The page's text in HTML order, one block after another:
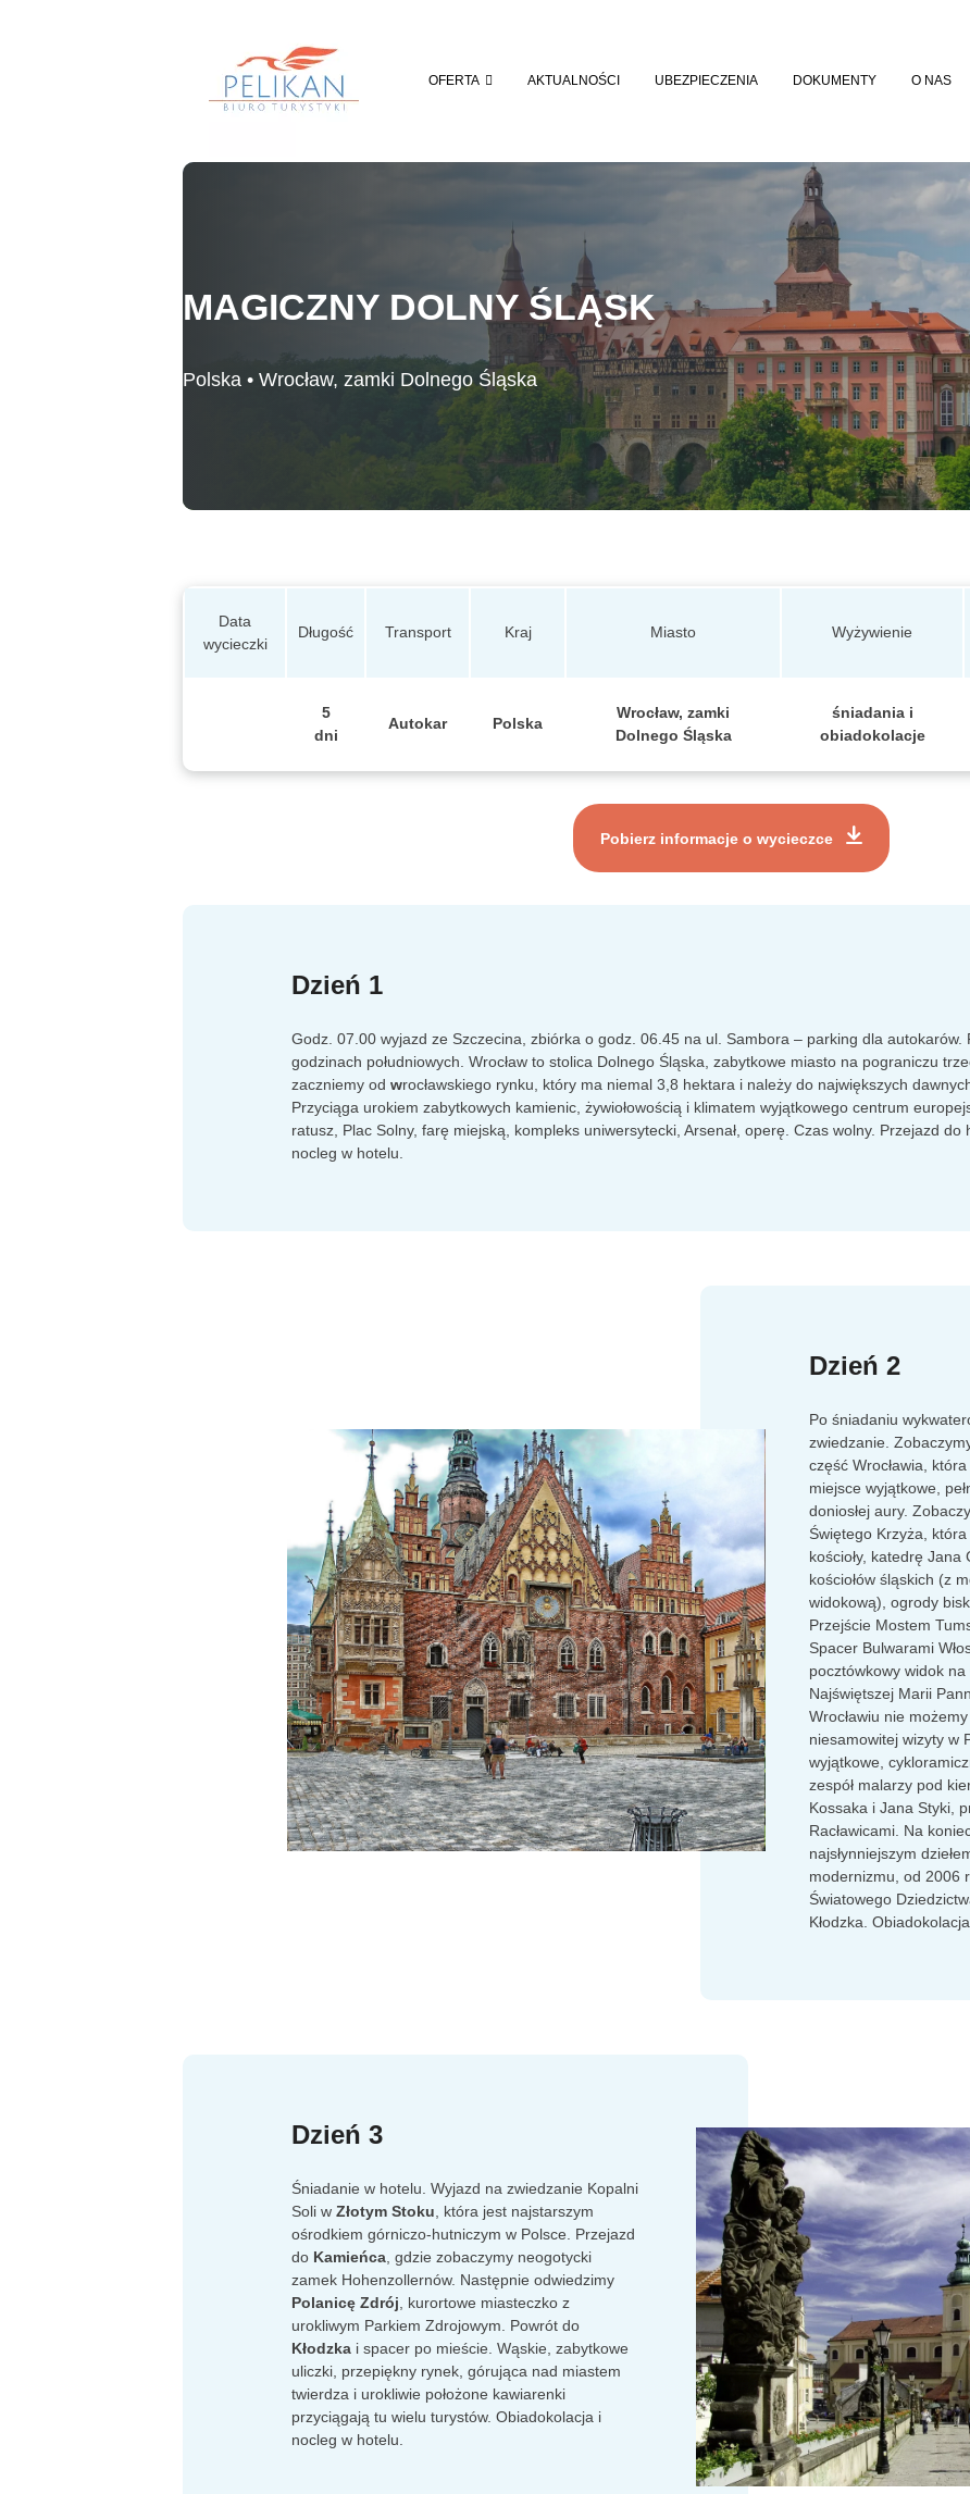
OFERTA AKTUALNOŚCI UBEZPIECZENIA DOKUMENTY O NAS
MAGICZNY DOLNY ŚLĄSK
Polska • Wrocław, zamki Dolnego Śląska
Data
wycieczki
Długość Transport Kraj Miasto Wyżywienie
5
dni
Autokar Polska
Wrocław, zamki
Dolnego Śląska
śniadania i
obiadokolacje
Pobierz informacje o wycieczce
Dzień 1
Godz. 07.00 wyjazd ze Szczecina, zbiórka o godz. 06.45 na ul. Sambora – parking dla autokarów.
godzinach południowych. Wrocław to stolica Dolnego Śląska, zabytkowe miasto na pograniczu
zaczniemy od wrocławskiego rynku, który ma niemal 3,8 hektara i należy do największych
Przyciąga urokiem zabytkowych kamienic, żywiołowością i klimatem wyjątkowego centrum
ratusz, Plac Solny, farę miejską, kompleks uniwersytecki, Arsenał, operę. Czas wolny. Przejazd do
nocleg w hotelu.
Dzień 2
Po śniadaniu
zwiedzanie.
część Wrocławia,
miejsce wyjątkowe,
doniosłej aury.
Świętego Krzyża,
kościoły, katedrę
kościołów śląskich (z
widokową), ogrody
Przejście Mostem
Spacer Bulwarami
pocztówkowy widok na
Najświętszej Marii
Wrocławiu nie
niesamowitej wizyty w
wyjątkowe,
zespół malarzy pod
Kossaka i Jana Styki,
Racławicami. Na
najsłynniejszym
modernizmu, od 2006
Światowego
Kłodzka.
Dzień 3
Śniadanie w hotelu. Wyjazd na zwiedzanie Kopalni
Soli w Złotym Stoku, która jest najstarszym
ośrodkiem górniczo-hutniczym w Polsce. Przejazd
do Kamieńca, gdzie zobaczymy neogotycki
zamek Hohenzollernów. Następnie odwiedzimy
Polanicę Zdrój, kurortowe miasteczko z
urokliwym Parkiem Zdrojowym. Powrót do
Kłodzka i spacer po mieście. Wąskie, zabytkowe
uliczki, przepiękny rynek, górująca nad miastem
twierdza i urokliwie położone kawiarenki
przyciągają tu wielu turystów. Obiadokolacja i
nocleg w hotelu.